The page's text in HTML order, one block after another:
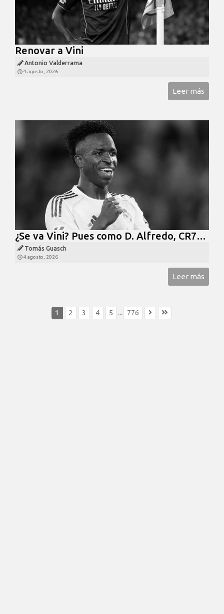
Renovar a Vini
Antonio Valderrama
4 agosto, 2026
Leer más
¿Se va Vini? Pues como D. Alfredo, CR7…
Tomás Guasch
4 agosto, 2026
Leer más
1 2 3 4 5 776